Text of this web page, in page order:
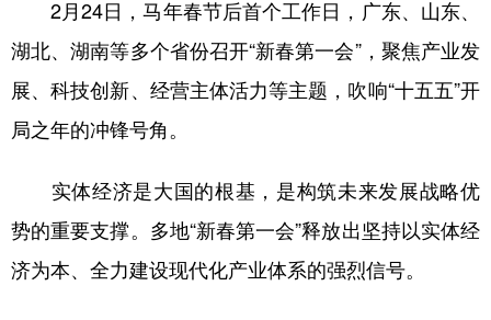
访谈 视频 图片 政务
2月24日，马年春节后首个工作日，广东、山东、
湖北、湖南等多个省份召开“新春第一会”，聚焦产业发
展、科技创新、经营主体活力等主题，吹响“十五五”开
局之年的冲锋号角。
实体经济是大国的根基，是构筑未来发展战略优
势的重要支撑。多地“新春第一会”释放出坚持以实体经
济为本、全力建设现代化产业体系的强烈信号。